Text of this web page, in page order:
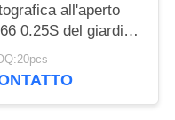
all'aperto
0.25S del giardino
micro lente avvia
fucilazione più